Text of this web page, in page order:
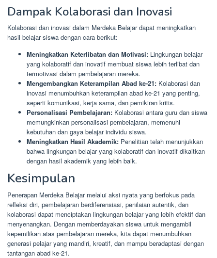
Dampak Kolaborasi dan Inovasi
Kolaborasi dan inovasi dalam Merdeka Belajar dapat meningkatkan
hasil belajar siswa dengan cara berikut:
Meningkatkan Keterlibatan dan Motivasi: Lingkungan belajar
yang kolaboratif dan inovatif membuat siswa lebih terlibat dan
termotivasi dalam pembelajaran mereka.
Mengembangkan Keterampilan Abad ke-21: Kolaborasi dan
inovasi menumbuhkan keterampilan abad ke-21 yang penting,
seperti komunikasi, kerja sama, dan pemikiran kritis.
Personalisasi Pembelajaran: Kolaborasi antara guru dan siswa
memungkinkan personalisasi pembelajaran, memenuhi
kebutuhan dan gaya belajar individu siswa.
Meningkatkan Hasil Akademik: Penelitian telah menunjukkan
bahwa lingkungan belajar yang kolaboratif dan inovatif dikaitkan
dengan hasil akademik yang lebih baik.
Kesimpulan
Penerapan Merdeka Belajar melalui aksi nyata yang berfokus pada
refleksi diri, pembelajaran berdiferensiasi, penilaian autentik, dan
kolaborasi dapat menciptakan lingkungan belajar yang lebih efektif dan
menyenangkan. Dengan memberdayakan siswa untuk mengambil
kepemilikan atas pembelajaran mereka, kita dapat menumbuhkan
generasi pelajar yang mandiri, kreatif, dan mampu beradaptasi dengan
tantangan abad ke-21.